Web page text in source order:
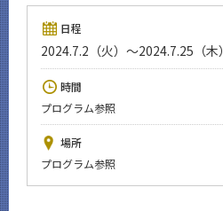
日程
2024.7.2（火）～2024.7.25（木）
時間
プログラム参照
場所
プログラム参照
Admissions
材料系 News
News
イベントカレンダー
Event Calendar
今後のイベント